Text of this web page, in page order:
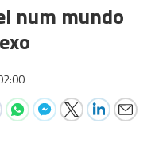
num mundo